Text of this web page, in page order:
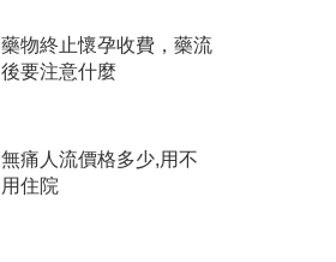
藥物終止懷孕收費，藥流
後要注意什麼
無痛人流價格多少,用不
用住院